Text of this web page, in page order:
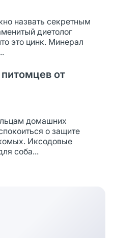
назвать секретным
диетолог
это цинк. Минерал
от
домашних
о защите
Иксодовые
соба...